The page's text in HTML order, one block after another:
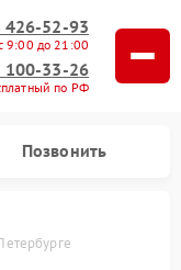
426-52-93
9:00 до 21:00
100-33-26
по РФ
Позвонить